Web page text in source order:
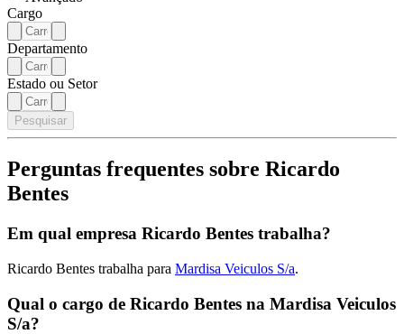
Cargo
Departamento
Estado ou Setor
Pesquisar
Perguntas frequentes sobre Ricardo
Bentes
Em qual empresa Ricardo Bentes trabalha?
Ricardo Bentes trabalha para Mardisa Veiculos S/a.
Qual o cargo de Ricardo Bentes na Mardisa Veiculos
S/a?